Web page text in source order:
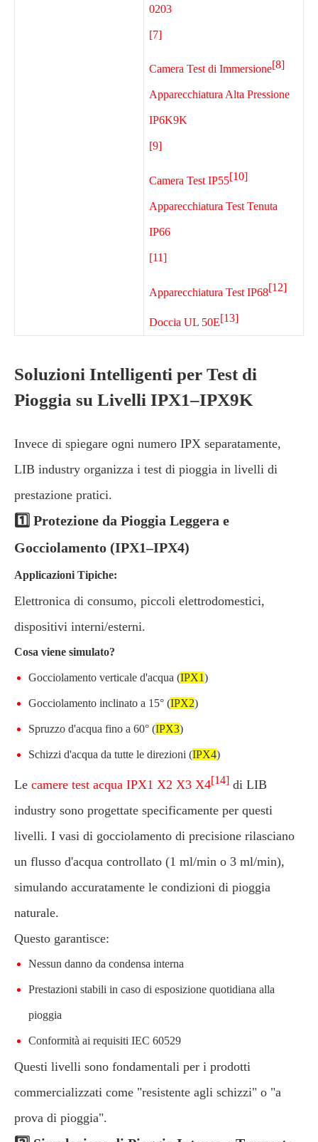
0203
[7]
Camera Test di Immersione[8]
Apparecchiatura Alta Pressione
IP6K9K
[9]
Camera Test IP55[10]
Apparecchiatura Test Tenuta
IP66
[11]
Apparecchiatura Test IP68[12]
Doccia UL 50E[13]
Soluzioni Intelligenti per Test di
Pioggia su Livelli IPX1–IPX9K
Invece di spiegare ogni numero IPX separatamente,
LIB industry organizza i test di pioggia in livelli di
prestazione pratici.
1️⃣ Protezione da Pioggia Leggera e
Gocciolamento (IPX1–IPX4)
Applicazioni Tipiche:
Elettronica di consumo, piccoli elettrodomestici,
dispositivi interni/esterni.
Cosa viene simulato?
Gocciolamento verticale d'acqua (IPX1)
Gocciolamento inclinato a 15° (IPX2)
Spruzzo d'acqua fino a 60° (IPX3)
Schizzi d'acqua da tutte le direzioni (IPX4)
Le camere test acqua IPX1 X2 X3 X4[14] di LIB
industry sono progettate specificamente per questi
livelli. I vasi di gocciolamento di precisione rilasciano
un flusso d'acqua controllato (1 ml/min o 3 ml/min),
simulando accuratamente le condizioni di pioggia
naturale.
Questo garantisce:
Nessun danno da condensa interna
Prestazioni stabili in caso di esposizione quotidiana alla
pioggia
Conformità ai requisiti IEC 60529
Questi livelli sono fondamentali per i prodotti
commercializzati come "resistente agli schizzi" o "a
prova di pioggia".